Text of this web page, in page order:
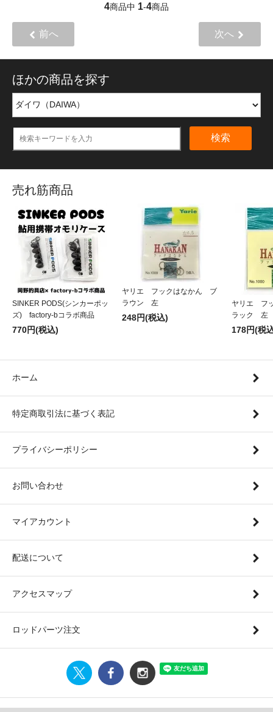
4商品中 1-4商品
前へ 次へ
ほかの商品を探す
検索
売れ筋商品
SINKER PODS(シンカーポッ
ズ) factory-bコラボ商品
770円(税込)
ヤリエ フックはなかん ブ
ラウン 左
248円(税込)
ヤリエ フ
ラック 左
178円(税
ホーム
特定商取引法に基づく表記
プライバシーポリシー
お問い合わせ
マイアカウント
配送について
アクセスマップ
ロッドパーツ注文